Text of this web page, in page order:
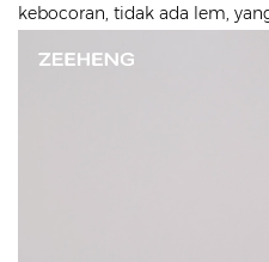
kebocoran, tidak ada lem,